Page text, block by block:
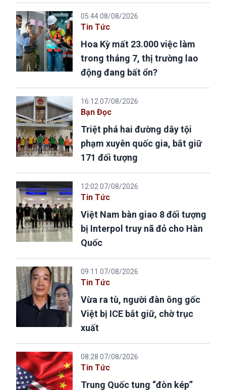
05:44 08/08/2026
Tin Tức
Hoa Kỳ mất 23.000 việc làm
trong tháng 7, thị trường lao
động đang bất ổn?
16:12 07/08/2026
Bạn Đọc
Triệt phá hai đường dây tội
phạm xuyên quốc gia, bắt giữ
171 đối tượng
12:02 07/08/2026
Tin Tức
Việt Nam bàn giao 8 đối tượng
bị Interpol truy nã đỏ cho Hàn
Quốc
09:11 07/08/2026
Tin Tức
Vừa ra tù, người đàn ông gốc
Việt bị ICE bắt giữ, chờ trục
xuất
08:28 07/08/2026
Tin Tức
Trung Quốc tung “đòn kép”